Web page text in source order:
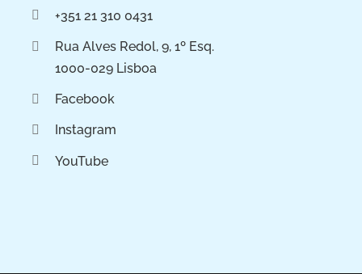
+351 21 310 0431
Rua Alves Redol, 9, 1º Esq.
1000-029 Lisboa
Facebook
Instagram
YouTube